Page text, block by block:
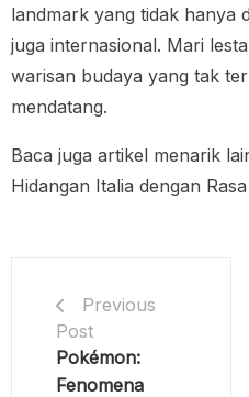
landmark yang tidak hanya
juga internasional. Mari
warisan budaya yang tak
mendatang.
Baca juga artikel menarik
Hidangan Italia dengan
Previous
Post
Pokémon:
Fenomena